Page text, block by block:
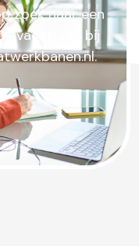
zoek naar een
vacatures bij